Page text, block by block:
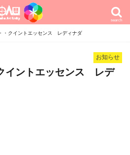
search
・クイントエッセンス レディナダ
お知らせ
イントエッセンス レデ